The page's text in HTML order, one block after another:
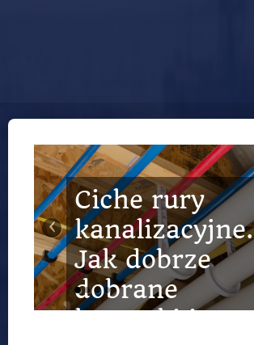
Ciche rury
kanalizacyjne.
Jak dobrze
dobrane
kształtki i
Ogrodzenia
kute –
klasyczna
elegancja,
która nie
‹